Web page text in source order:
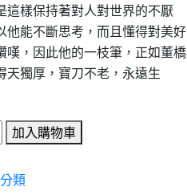
這樣保持著對人對世界的不厭
他能不斷思考，而且懂得對美好
嘆，因此他的一枝筆，正如董橋
天獨厚，寶刀不老，永遠生
加入購物車
類